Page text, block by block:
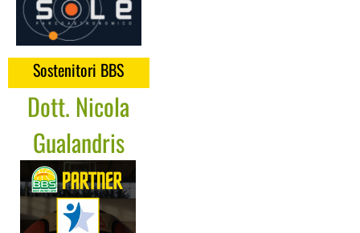
Sostenitori BBS
Dott. Nicola
Gualandris